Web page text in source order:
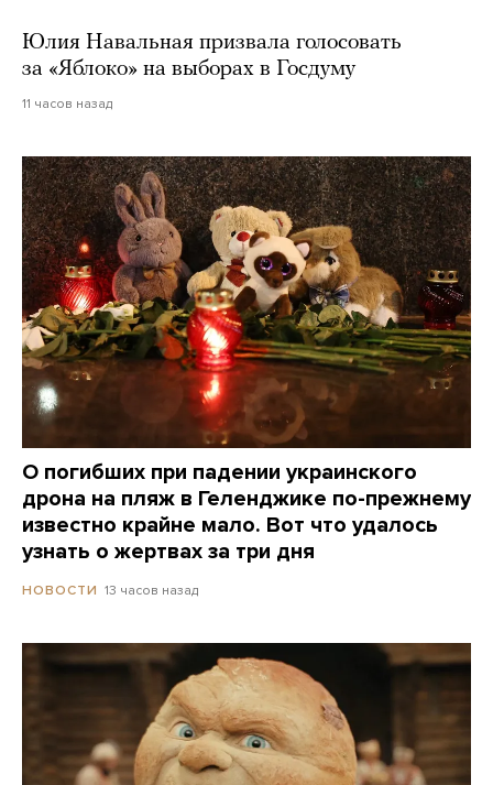
Юлия Навальная призвала голосовать
за «Яблоко» на выборах в Госдуму
11 часов назад
О погибших при падении украинского
дрона на пляж в Геленджике по-прежнему
известно крайне мало. Вот что удалось
узнать о жертвах за три дня
НОВОСТИ 13 часов назад